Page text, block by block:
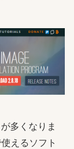
多くなりま
えるソフト